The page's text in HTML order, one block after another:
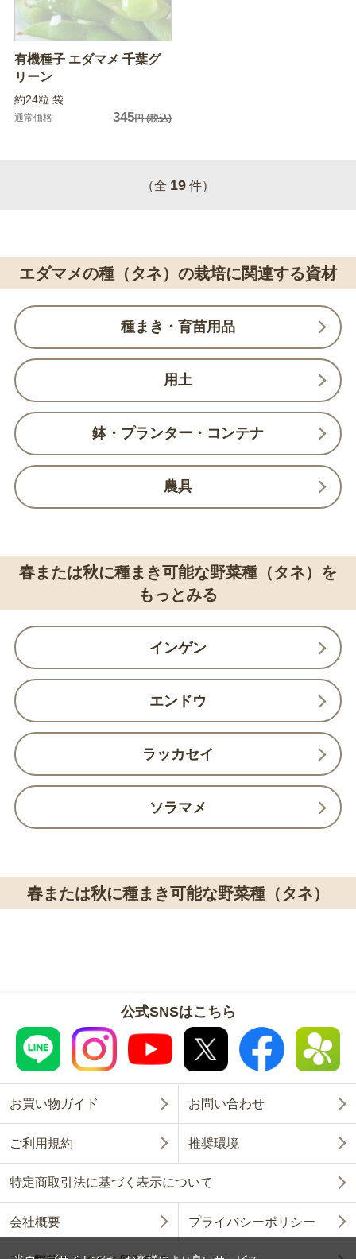
有機種子 エダマメ 千葉グ
リーン
約24粒 袋
通常価格 345円(税込)
（全 19 件）
エダマメの種（タネ）の栽培に関連する資材
種まき・育苗用品
用土
鉢・プランター・コンテナ
農具
春または秋に種まき可能な野菜種（タネ）を
もっとみる
インゲン
エンドウ
ラッカセイ
ソラマメ
春または秋に種まき可能な野菜種（タネ）
公式SNSはこちら
お買い物ガイド お問い合わせ
ご利用規約 推奨環境
特定商取引法に基づく表示について
会社概要 プライバシーポリシー